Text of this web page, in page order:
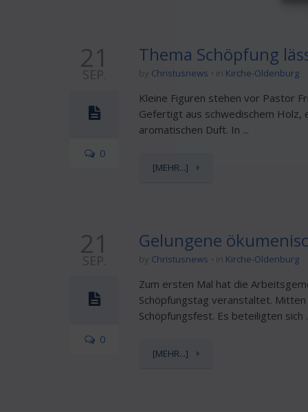
21
SEP.
0
Thema Schöpfung
by Christusnews in Kirche-Oldenburg
Kleine Figuren stehen vor Pastor
Gefertigt aus schwedischem Holz,
aromatischen Duft. In ...
[MEHR...]
21
SEP.
0
Gelungene
by Christusnews in Kirche-Oldenburg
Zum ersten Mal hat die
Schöpfungstag veranstaltet.
Schöpfungsfest. Es beteiligten sich
[MEHR...]